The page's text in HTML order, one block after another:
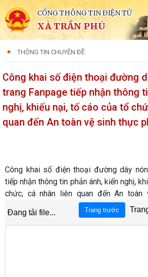
CỔNG THÔNG TIN ĐIỆN TỬ
XÃ TRẦN PHÚ
THÔNG TIN CHUYÊN ĐỀ
Công khai số điện thoại đường
trang Fanpage tiếp nhận thông
nghị, khiếu nại, tố cáo của tổ
quan đến An toàn vệ sinh thực
Công khai số điện thoại đường dây
tiếp nhận thông tin phản ánh, kiến nghị,
chức, cá nhân liên quan đến An toàn